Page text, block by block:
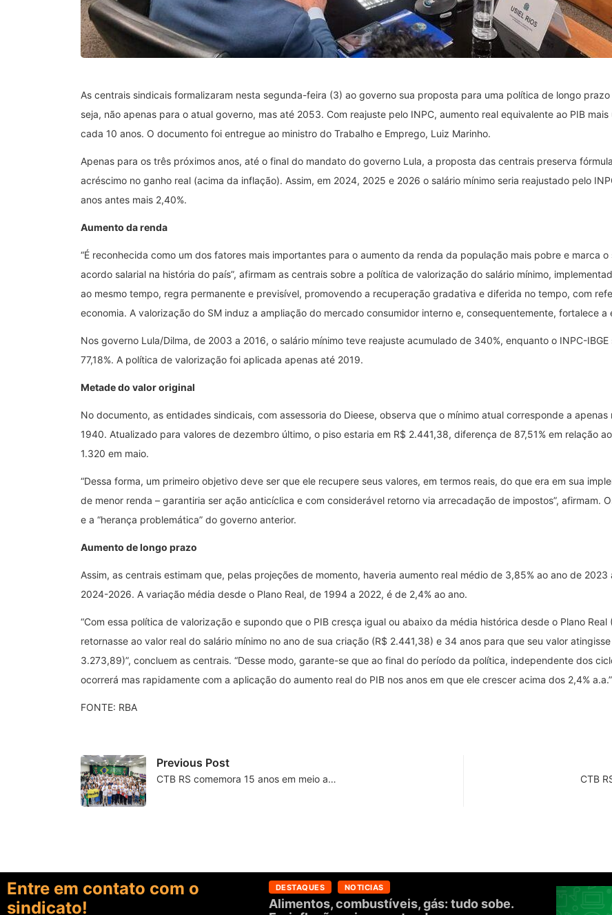
As centrais sindicais formalizaram nesta segunda-feira (3) ao governo sua proposta para uma política de longo
seja, não apenas para o atual governo, mas até 2053. Com reajuste pelo INPC, aumento real equivalente ao PIB
cada 10 anos. O documento foi entregue ao ministro do Trabalho e Emprego, Luiz Marinho.
Apenas para os três próximos anos, até o final do mandato do governo Lula, a proposta das centrais preserva
acréscimo no ganho real (acima da inflação). Assim, em 2024, 2025 e 2026 o salário mínimo seria reajustado pelo
anos antes mais 2,40%.
Aumento da renda
“É reconhecida como um dos fatores mais importantes para o aumento da renda da população mais pobre e marca
acordo salarial na história do país”, afirmam as centrais sobre a política de valorização do salário mínimo,
ao mesmo tempo, regra permanente e previsível, promovendo a recuperação gradativa e diferida no tempo, com
economia. A valorização do SM induz a ampliação do mercado consumidor interno e, consequentemente, fortalece a
Nos governo Lula/Dilma, de 2003 a 2016, o salário mínimo teve reajuste acumulado de 340%, enquanto o INPC-
77,18%. A política de valorização foi aplicada apenas até 2019.
Metade do valor original
No documento, as entidades sindicais, com assessoria do Dieese, observa que o mínimo atual corresponde a
1940. Atualizado para valores de dezembro último, o piso estaria em R$ 2.441,38, diferença de 87,51% em relação
1.320 em maio.
“Dessa forma, um primeiro objetivo deve ser que ele recupere seus valores, em termos reais, do que era em sua
de menor renda – garantiria ser ação anticíclica e com considerável retorno via arrecadação de impostos”, afirmam.
e a “herança problemática” do governo anterior.
Aumento de longo prazo
Assim, as centrais estimam que, pelas projeções de momento, haveria aumento real médio de 3,85% ao ano de
2024-2026. A variação média desde o Plano Real, de 1994 a 2022, é de 2,4% ao ano.
“Com essa política de valorização e supondo que o PIB cresça igual ou abaixo da média histórica desde o Plano
retornasse ao valor real do salário mínimo no ano de sua criação (R$ 2.441,38) e 34 anos para que seu valor
3.273,89)”, concluem as centrais. “Desse modo, garante-se que ao final do período da política, independente dos
ocorrerá mas rapidamente com a aplicação do aumento real do PIB nos anos em que ele crescer acima dos 2,4% a.a.”
FONTE: RBA
Previous Post
CTB RS comemora 15 anos em meio a… CTB
Entre em contato com o
sindicato!
DESTAQUES NOTICIAS
Alimentos, combustíveis, gás: tudo sobe.